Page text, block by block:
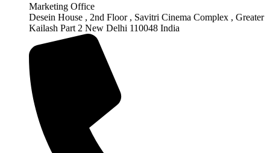
Marketing Office
Desein House , 2nd Floor , Savitri Cinema Complex , Greater
Kailash Part 2 New Delhi 110048 India